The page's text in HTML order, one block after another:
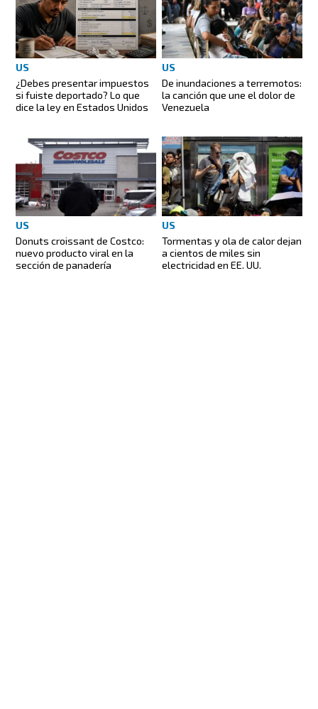
US
¿Debes presentar impuestos
si fuiste deportado? Lo que
dice la ley en Estados Unidos
US
De inundaciones a terremotos:
la canción que une el dolor de
Venezuela
US
Donuts croissant de Costco:
nuevo producto viral en la
sección de panadería
US
Tormentas y ola de calor dejan
a cientos de miles sin
electricidad en EE. UU.